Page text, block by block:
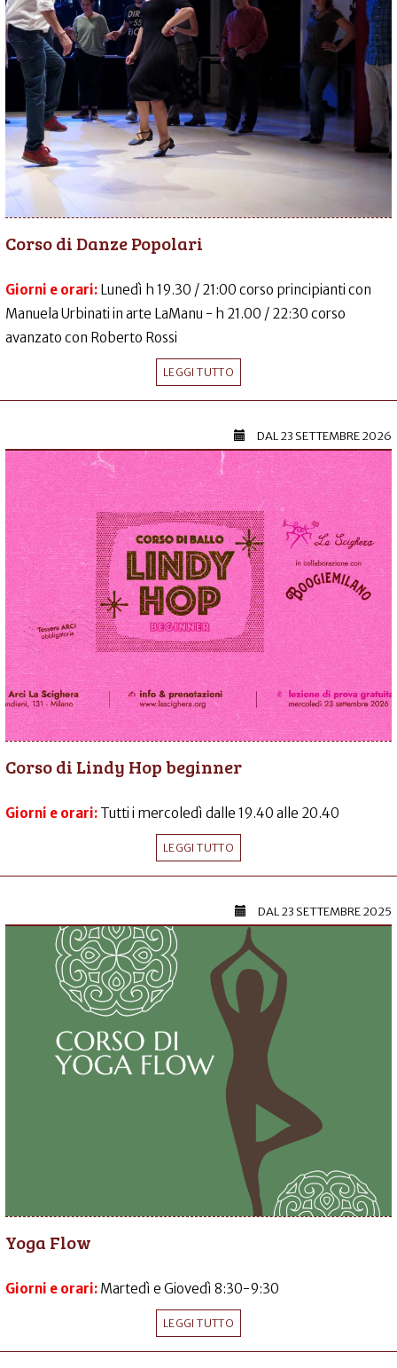
Corso di Danze Popolari
Giorni e orari: Lunedì h 19.30 / 21:00 corso principianti con
Manuela Urbinati in arte LaManu - h 21.00 / 22:30 corso
avanzato con Roberto Rossi
LEGGI TUTTO
DAL23 SETTEMBRE 2026
Corso di Lindy Hop beginner
Giorni e orari: Tutti i mercoledì dalle 19.40 alle 20.40
LEGGI TUTTO
DAL23 SETTEMBRE 2025
Yoga Flow
Giorni e orari: Martedì e Giovedì 8:30-9:30
LEGGI TUTTO